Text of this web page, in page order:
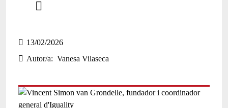
13/02/2026
Autor/a
Vanesa Vilaseca